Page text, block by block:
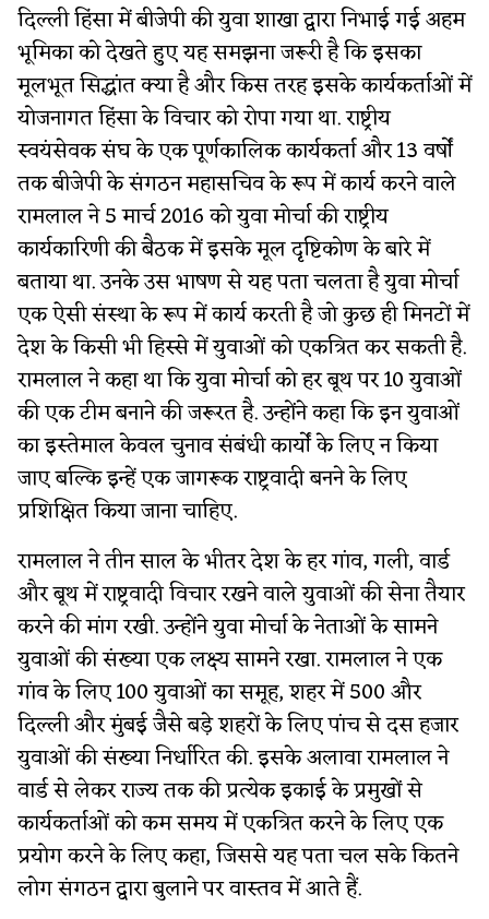
दिल्ली हिंसा में बीजेपी की युवा शाखा द्वारा निभाई गई अहम
भूमिका को देखते हुए यह समझना जरूरी है कि इसका
मूलभूत सिद्धांत क्या है और किस तरह इसके कार्यकर्ताओं में
योजनागत हिंसा के विचार को रोपा गया था. राष्ट्रीय
स्वयंसेवक संघ के एक पूर्णकालिक कार्यकर्ता और 13 वर्षों
तक बीजेपी के संगठन महासचिव के रूप में कार्य करने वाले
रामलाल ने 5 मार्च 2016 को युवा मोर्चा की राष्ट्रीय
कार्यकारिणी की बैठक में इसके मूल दृष्टिकोण के बारे में
बताया था. उनके उस भाषण से यह पता चलता है युवा मोर्चा
एक ऐसी संस्था के रूप में कार्य करती है जो कुछ ही मिनटों में
देश के किसी भी हिस्से में युवाओं को एकत्रित कर सकती है.
रामलाल ने कहा था कि युवा मोर्चा को हर बूथ पर 10 युवाओं
की एक टीम बनाने की जरूरत है. उन्होंने कहा कि इन युवाओं
का इस्तेमाल केवल चुनाव संबंधी कार्यों के लिए न किया
जाए बल्कि इन्हें एक जागरूक राष्ट्रवादी बनने के लिए
प्रशिक्षित किया जाना चाहिए.
रामलाल ने तीन साल के भीतर देश के हर गांव, गली, वार्ड
और बूथ में राष्ट्रवादी विचार रखने वाले युवाओं की सेना तैयार
करने की मांग रखी. उन्होंने युवा मोर्चा के नेताओं के सामने
युवाओं की संख्या एक लक्ष्य सामने रखा. रामलाल ने एक
गांव के लिए 100 युवाओं का समूह, शहर में 500 और
दिल्ली और मुंबई जैसे बड़े शहरों के लिए पांच से दस हजार
युवाओं की संख्या निर्धारित की. इसके अलावा रामलाल ने
वार्ड से लेकर राज्य तक की प्रत्येक इकाई के प्रमुखों से
कार्यकर्ताओं को कम समय में एकत्रित करने के लिए एक
प्रयोग करने के लिए कहा, जिससे यह पता चल सके कितने
लोग संगठन द्वारा बुलाने पर वास्तव में आते हैं.